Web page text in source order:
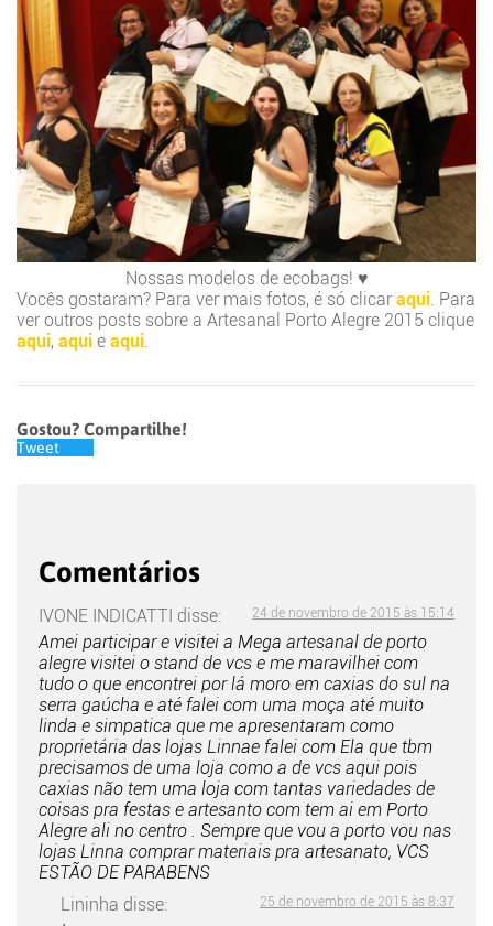
Nossas modelos de ecobags! ♥
Vocês gostaram? Para ver mais fotos, é só clicar aqui . Para
ver outros posts sobre a Artesanal Porto Alegre 2015 clique
aqui, aqui e aqui
Gostou? Compartilhe!
Tweet
Comentários
IVONE INDICATTI disse: 24 de novembro de 2015 às 15:14
Amei participar e visitei a Mega artesanal de porto
alegre visitei o stand de vcs e me maravilhei com
tudo o que encontrei por lá moro em caxias do sul na
serra gaúcha e até falei com uma moça até muito
linda e simpatica que me apresentaram como
proprietária das lojas Linnae falei com Ela que tbm
precisamos de uma loja como a de vcs aqui pois
caxias não tem uma loja com tantas variedades de
coisas pra festas e artesanto com tem ai em Porto
Alegre ali no centro . Sempre que vou a porto vou nas
lojas Linna comprar materiais pra artesanato, VCS
ESTÃO DE PARABENS
Lininha disse: 25 de novembro de 2015 às 8:37